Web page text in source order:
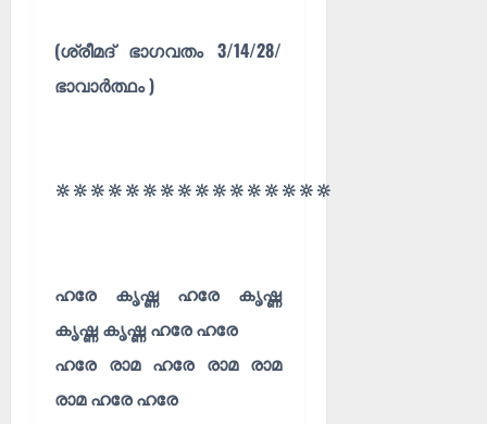
(ശ്രീമദ്‌ ഭാഗവതം 3/14/28/
ഭാവാർത്ഥം )
🔆🔆🔆🔆🔆🔆🔆🔆🔆🔆🔆🔆🔆🔆🔆🔆
ഹരേ കൃഷ്ണ ഹരേ കൃഷ്ണ
കൃഷ്ണ കൃഷ്ണ ഹരേ ഹരേ
ഹരേ രാമ ഹരേ രാമ രാമ
രാമ ഹരേ ഹരേ